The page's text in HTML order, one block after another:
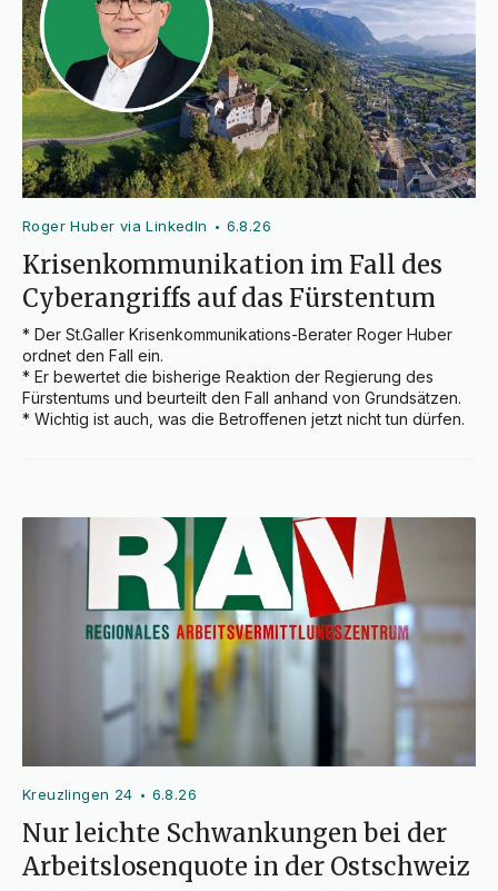
Roger Huber via LinkedIn • 6.8.26
Krisenkommunikation im Fall des
Cyberangriffs auf das Fürstentum
* Der St.Galler Krisenkommunikations-Berater Roger Huber
ordnet den Fall ein.
* Er bewertet die bisherige Reaktion der Regierung des
Fürstentums und beurteilt den Fall anhand von Grundsätzen.
* Wichtig ist auch, was die Betroffenen jetzt nicht tun dürfen.
Kreuzlingen 24 • 6.8.26
Nur leichte Schwankungen bei der
Arbeitslosenquote in der Ostschweiz